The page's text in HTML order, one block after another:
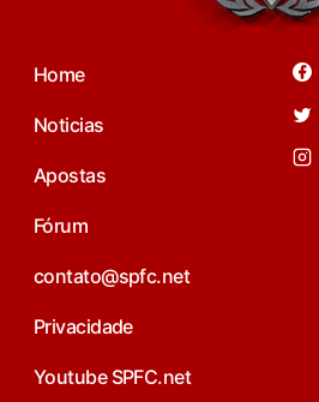
Home
Noticias
Apostas
Fórum
contato@spfc.net
Privacidade
Youtube SPFC.net